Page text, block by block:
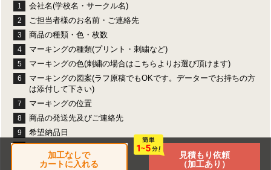
加工なしで
カートに入れる
見積もり依頼
（加工あり）
1 会社名(学校名・サークル名)
2 ご担当者様のお名前・ご連絡先
3 商品の種類・色・枚数
4 マーキングの種類(プリント・刺繍など)
5 マーキングの色(刺繍の場合はこちらよりお選び頂けます)
6
マーキングの図案(ラフ原稿でもOKです。データーでお持ちの方
は添付して下さい)
7 マーキングの位置
8 商品の発送先及びご連絡先
9 希望納品日
10 お支払い方法